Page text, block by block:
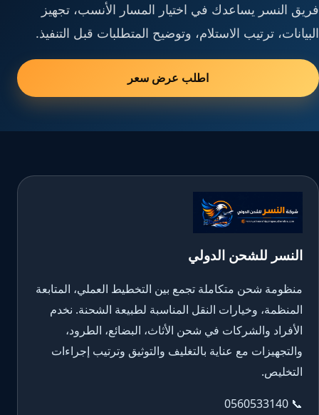
فريق النسر يساعدك في اختيار المسار الأنسب، تجهيز
البيانات، ترتيب الاستلام، وتوضيح المتطلبات قبل التنفيذ.
اطلب عرض سعر
النسر للشحن الدولي
منظومة شحن متكاملة تجمع بين التخطيط العملي، المتابعة
المنظمة، وخيارات النقل المناسبة لطبيعة الشحنة. نخدم
الأفراد والشركات في شحن الأثاث، البضائع، الطرود،
والتجهيزات مع عناية بالتغليف والتوثيق وترتيب إجراءات
التخليص.
📞
0560533140